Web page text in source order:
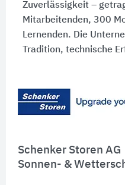
Schenker Storen AG
Sonnen- &
Zuverlässigkeit –
Mitarbeitenden, 300
Lernenden. Die
Tradition, technische
gestalten.